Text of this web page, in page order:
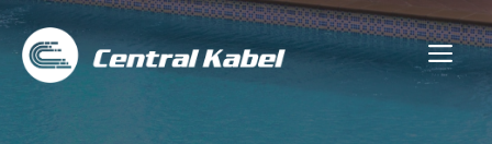
Skip
content